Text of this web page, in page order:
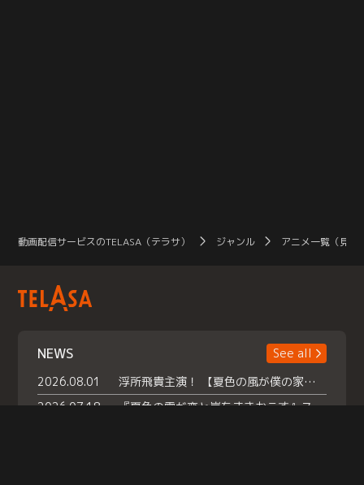
動画配信サービスのTELASA（テラサ） ジャンル アニメ一覧（見放
NEWS
See all
2026.08.01
浮所飛貴主演！ 【夏色の風が僕の家にやってきた】 本日よりテラサで独占配信スタート！
2026.07.18
『夏色の雲が恋と嵐をまきおこす』スペシャルメイキング 【Part1】2026年７月18日（土）23時30分～配信スタート！話題のシーンの裏側を大公開！豪華キャスト大集合！ 『武宮家 真夏の家族会議』開催！